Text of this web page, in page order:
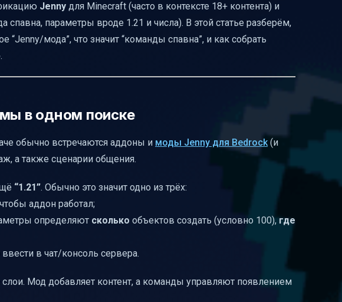
Jenny для Minecraft (часто в контексте 18+ контента) и
параметры вроде 1.21 и числа). В этой статье разберём,
мода”, что значит “команды спавна”, и как собрать
в одном поиске
обычно встречаются аддоны и моды Jenny для Bedrock(и
а также сценарии общения.
“1.21”. Обычно это значит одно из трёх:
аддон работал;
определяют сколько объектов создать (условно 100),где
в чат/консоль сервера.
Мод добавляет контент, а команды управляют появлением